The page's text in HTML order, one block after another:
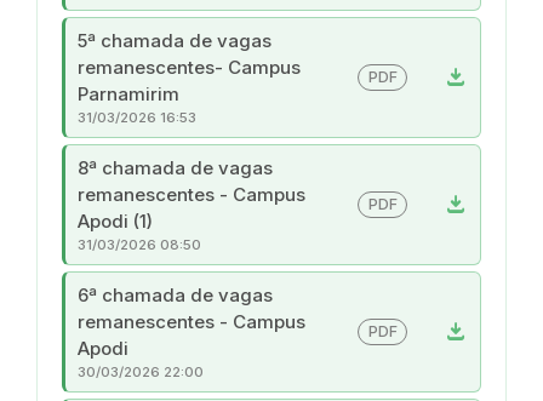
5ª chamada de vagas
remanescentes- Campus
Parnamirim
download
PDF
31/03/2026 16:53
8ª chamada de vagas
remanescentes - Campus
Apodi (1)
download
PDF
31/03/2026 08:50
6ª chamada de vagas
remanescentes - Campus
Apodi
download
PDF
30/03/2026 22:00